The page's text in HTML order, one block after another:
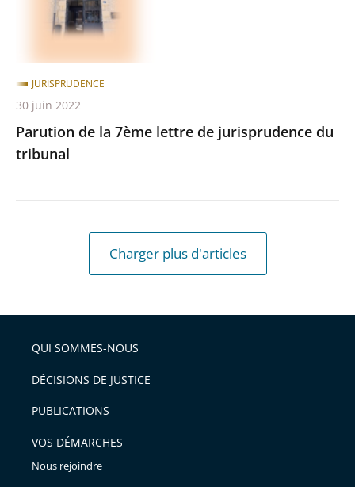
tribunal
Parution de la 7ème lettre de jurisprudence du
tribunal
JURISPRUDENCE
30 juin 2022
Charger plus d'articles
QUI SOMMES-NOUS
DÉCISIONS DE JUSTICE
PUBLICATIONS
VOS DÉMARCHES
Nous rejoindre